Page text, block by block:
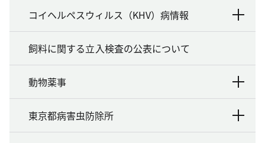
コイヘルペスウィルス（KHV）病情報
飼料に関する立入検査の公表について
動物薬事
東京都病害虫防除所